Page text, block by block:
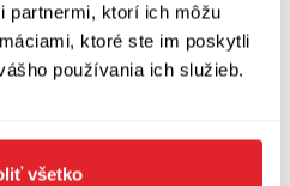
partnermi, ktorí ich môžu
ktoré ste im poskytli
používania ich služieb.
všetko
knihy ilustrácie
ktorý s Červenákom
výborné. Michal